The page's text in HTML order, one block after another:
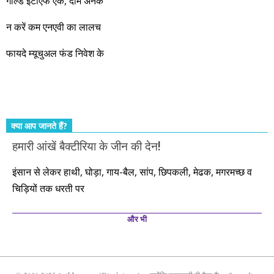
आएंगे। दूसरे आपको बस उल्लू बनाएंगे। केवल हम ही हैं जो पूरी ईमानदारी
और सत्यनिष्ठा से आपके लिए निवेश के हर रविवार को शानदार मौके लेकर
कर्महीन नर पावत नाहीं। आपके हिस्से का कुछ कर्म हम कर दे रहे हैं। बाकी
न करें कम एनएवी का लालच
फायदे म्यूचुअल फंड निवेश के
क्या आप जानते हैं?
हमारी आंखें बैक्टीरिया के जीन की देन!
इंसान से लेकर हाथी, घोड़ा, गाय-बैल, सांप, छिपकली, मेढक, मगरमच्छ व
चिड़ियों तक धरती पर
और भी